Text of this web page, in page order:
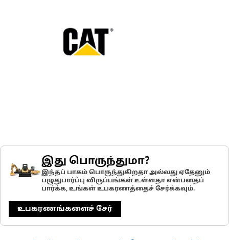
இது பொருந்துமா?
இந்தப் பாகம் பொருந்துகிறதா அல்லது ஏதேனும்
பழுதுபார்ப்பு விருப்பங்கள் உள்ளதா என்பதைப்
பார்க்க, உங்கள் உபகரணத்தைச் சேர்க்கவும்.
உபகரணங்களைச் சேர்